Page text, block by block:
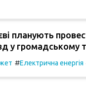
планують
у громадському
#Електрична енергія